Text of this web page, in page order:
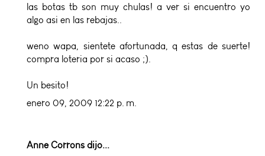
las botas tb son muy chulas! a ver si encuentro yo
algo asi en las rebajas..
weno wapa, sientete afortunada, q estas de suerte!
compra loteria por si acaso ;).
Un besito!
enero 09, 2009 12:22 p. m.
Anne Corrons dijo...